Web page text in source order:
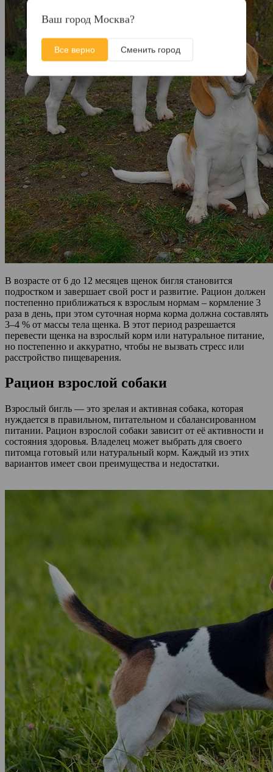
Ваш город Москва?
Все верно Сменить город
В возрасте от 6 до 12 месяцев щенок бигля становится
подростком и завершает свой рост и развитие. Рацион должен
постепенно приближаться к взрослым нормам – кормление 3
раза в день, при этом суточная норма корма должна составлять
3–4 % от массы тела щенка. В этот период разрешается
перевести щенка на взрослый корм или натуральное питание,
но постепенно и аккуратно, чтобы не вызвать стресс или
расстройство пищеварения.
Рацион взрослой собаки
Взрослый бигль — это зрелая и активная собака, которая
нуждается в правильном, питательном и сбалансированном
питании. Рацион взрослой собаки зависит от её активности и
состояния здоровья. Владелец может выбрать для своего
питомца готовый или натуральный корм. Каждый из этих
вариантов имеет свои преимущества и недостатки.